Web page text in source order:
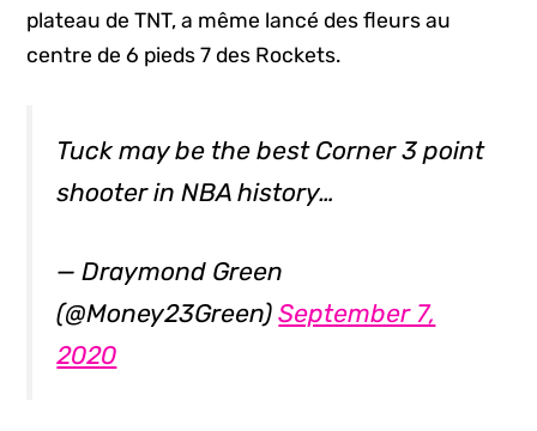
plateau de TNT, a même lancé des fleurs au
centre de 6 pieds 7 des Rockets.
Tuck may be the best Corner 3 point
shooter in NBA history…
— Draymond Green
(@Money23Green)September 7,
2020